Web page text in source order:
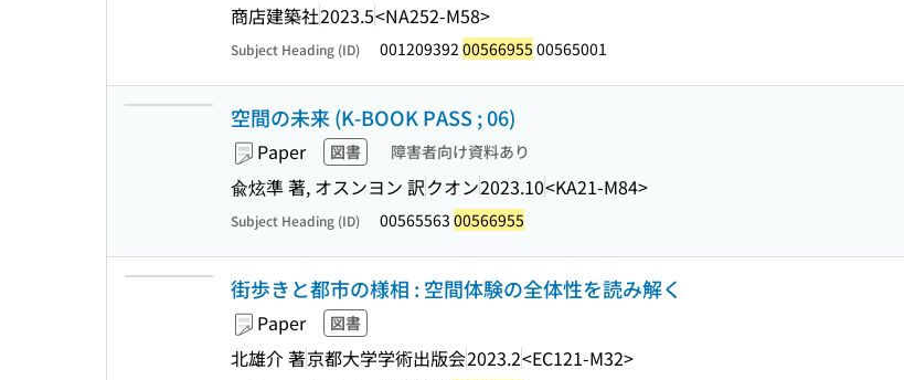
商店建築社2023.5<NA252-M58>
Subject Heading (ID) 001209392 00566955 00565001
空間の未来 (K-BOOK PASS ; 06)
Paper 図書 障害者向け資料あり
兪炫準 著, オスンヨン 訳クオン2023.10<KA21-M84>
Subject Heading (ID) 00565563 00566955
街歩きと都市の様相 : 空間体験の全体性を読み解く
Paper 図書
北雄介 著京都大学学術出版会2023.2<EC121-M32>